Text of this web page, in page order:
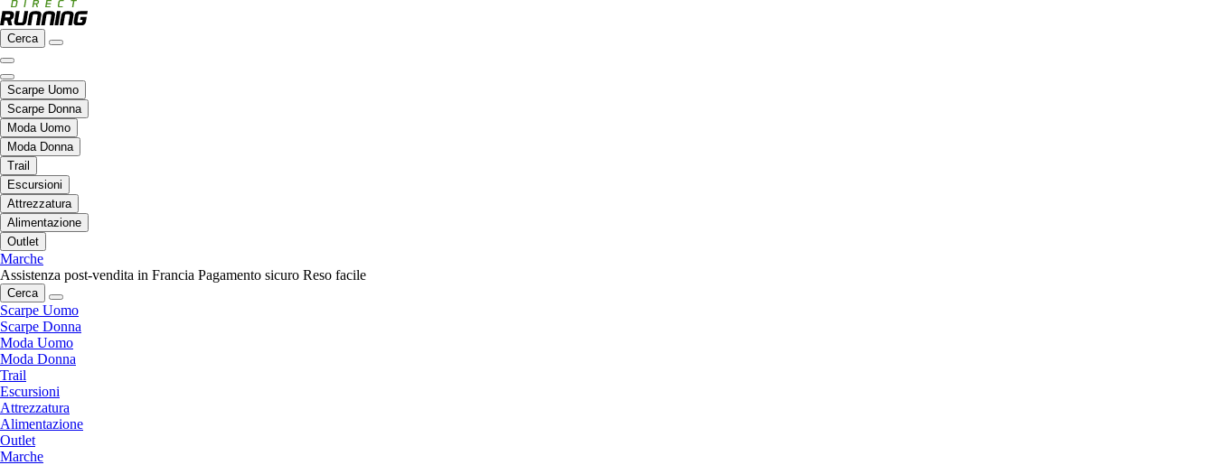
Cerca
Scarpe Uomo
Scarpe Donna
Moda Uomo
Moda Donna
Trail
Escursioni
Attrezzatura
Alimentazione
Outlet
Marche
Assistenza post-vendita in Francia Pagamento sicuro Reso facile
Cerca
Scarpe Uomo
Scarpe Donna
Moda Uomo
Moda Donna
Trail
Escursioni
Attrezzatura
Alimentazione
Outlet
Marche